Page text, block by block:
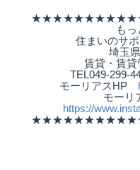
も
住まいのサ
埼玉
賃貸・賃貸
TEL049-299-
モーリアスHP
モーリ
https://